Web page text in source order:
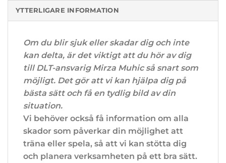
YTTERLIGARE INFORMATION
Om du blir sjuk eller skadar dig och inte
kan delta, är det viktigt att du hör av dig
till DLT-ansvarig Mirza Muhic så snart som
möjligt. Det gör att vi kan hjälpa dig på
bästa sätt och få en tydlig bild av din
situation.
Vi behöver också få information om alla
skador som påverkar din möjlighet att
träna eller spela, så att vi kan stötta dig
och planera verksamheten på ett bra sätt.